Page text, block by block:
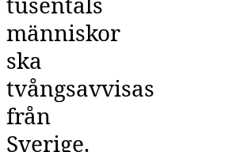
människor
ska
tvångsavvisas
från
Sverige.